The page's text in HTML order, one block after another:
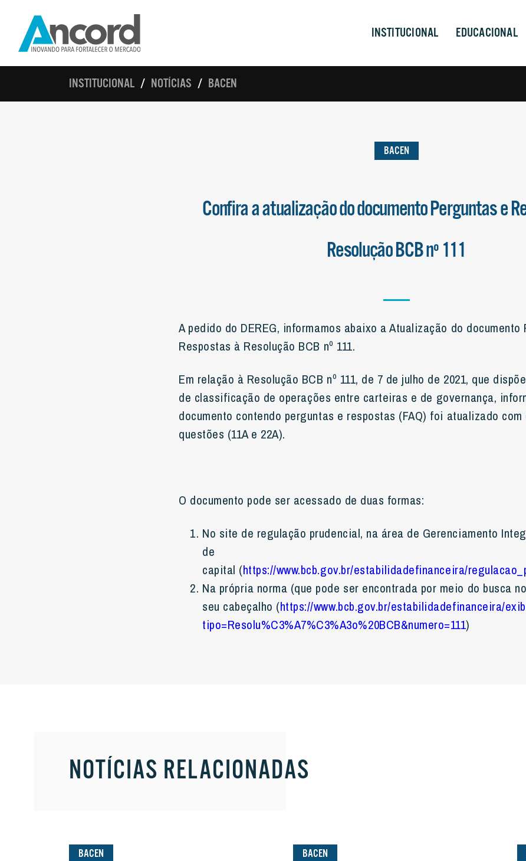
INSTITUCIONAL EDUCACIONAL
INSTITUCIONAL NOTÍCIAS BACEN
BACEN
Confira a atualização do documento Perguntas e
Resolução BCB nº 111
A pedido do DEREG, informamos abaixo a Atualização do documento
Respostas à Resolução BCB nº 111.
Em relação à Resolução BCB nº 111, de 7 de julho de 2021, que
de classificação de operações entre carteiras e de governança,
documento contendo perguntas e respostas (FAQ) foi atualizado com
questões (11A e 22A).
O documento pode ser acessado de duas formas:
No site de regulação prudencial, na área de Gerenciamento
de
capital (https://www.bcb.gov.br/estabilidadefinanceira/
Na própria norma (que pode ser encontrada por meio do busca
seu cabeçalho (https://www.bcb.gov.br/estabilidadefinanceira/
tipo=Resolu%C3%A7%C3%A3o%20BCB&numero=111)
NOTÍCIAS RELACIONADAS
BACEN BACEN